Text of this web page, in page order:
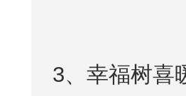
3、幸福树